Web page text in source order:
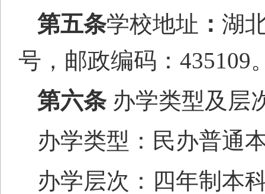
第五条学校地址 ： 湖
号，邮政编码：435109
第六条 办学类型及层
办学类型： 民办普通
办学层次：四年制本